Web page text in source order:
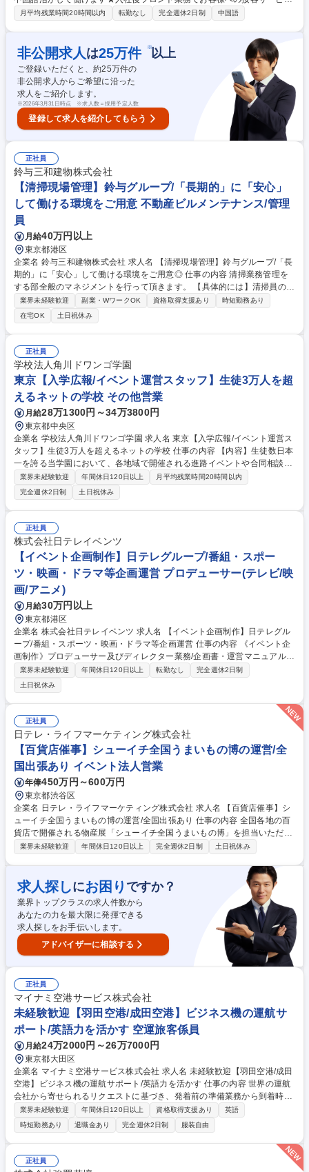
をお任せし、その後スタッフの教育や収支管理等、ホテルの運営にも携わ
の接客業務 ・口コミ対応、問い合わせ対応、備品管理などのバックオフィ
ス全般 ・業務改善、イベント企画などの各種提案業務 ★現場の声を重視
する社風で、サービスやイベント、内装など様々な分野においてご自身の
考えなどを提案出来る環境です。 募集職種 ★中国語が得意な方歓迎【東
京／からくさホテル フロント担当】残業15h働き方◎
月平均残業時間20時間以内 転勤なし 完全週休2日制 中国語
非公開求人 は25万件 ※以上
ご登録いただくと、約25万件の
非公開求人からご希望に沿った
求人をご紹介します。
※2026年3月31日時点 ※求人数＝採用予定人数
登録して求人を紹介してもらう
正社員
鈴与三和建物株式会社
【清掃現場管理】鈴与グループ/「長期的」に「安心」
して働ける環境をご用意 不動産ビルメンテナンス/管理
員
月給40万円以上
東京都港区
企業名 鈴与三和建物株式会社 求人名 【清掃現場管理】鈴与グループ/「長
期的」に「安心」して働ける環境をご用意◎ 仕事の内容 清掃業務管理を
する部全般のマネジメントを行って頂きます。 【具体的には】清掃員のス
ケジュール管理/予算・実績管理/日常清掃・定期清掃・ガラス清掃の見積
作成/清掃員の指導/清掃業者管理 等 【研修制度】入社後は基本的にはOJT
を実施。その他にも外部研修など社員能力向上の為の機会をご用意してお
ります。【当社について】鈴与グループにおいて、強いバックボーンとグ
ループのシナジーを強みに、建設・ビルメンテナンス事業の中核を担って
います。管理物件数は年々増加しており、企画提案から営業・設計・施
工・テナント斡旋・ビル管理まで一貫して行う総合力を活かし、当社単体
でも順調な成長を遂げています。 募集職種 【清掃現場管理】鈴与グルー
プ/「長期的」に「安心」して働ける環境をご用意◎
業界未経験歓迎 副業・WワークOK 資格取得支援あり
時短勤務あり
在宅OK
土日祝休み
正社員
学校法人角川ドワンゴ学園
東京【入学広報/イベント運営スタッフ】生徒3万人を超
えるネットの学校 その他営業
月給28万1300円～34万3800円
東京都中央区
企業名 学校法人角川ドワンゴ学園 求人名 東京【入学広報/イベント運営ス
タッフ】生徒3万人を超えるネットの学校 仕事の内容 【内容】生徒数日本
一を誇る当学園において、各地域で開催される進路イベントや合同相談会
イベントの運営など、これから入学を検討されている方を対象にイベント
設計や運営等の業務をご担当いただきます。 【詳細】各地域で開催される
進路イベントや合同相談会イベントの運営 ・現地スタッフのディレクショ
ン ・接客・面談マニュアルの設計、研修 ・空間の演出・デザイン 募集職
種 東京【入学広報/イベント運営スタッフ】生徒3万人を超えるネットの学
校
業界未経験歓迎 年間休日120日以上
月平均残業時間20時間以内
完全週休2日制
土日祝休み
正社員
株式会社日テレイベンツ
【イベント企画制作】日テレグループ/番組・スポー
ツ・映画・ドラマ等企画運営 プロデューサー(テレビ/映
画/アニメ)
月給30万円以上
東京都港区
企業名 株式会社日テレイベンツ 求人名 【イベント企画制作】日テレグル
ープ/番組・スポーツ・映画・ドラマ等企画運営 仕事の内容 《イベント企
画制作》プロデューサー及びディレクター業務/企画書・運営マニュアル・
進行台本等の作成業務、会場手配、スケジュール進行管理、クライアン
ト・協力会社との折衝、本番運営、予算収支管理、 新規事業開発等イベン
トに係るあらゆる業務。 【魅力】展覧会、スポーツイベント、PRイベン
ト、エコイベント、展示会、各種式典など、幅広い分野のイベントに携わ
れます！様々な現場を経験し、スキル次第ではすぐに担当をお任せするこ
ともあります。 募集職種 【イベント企画制作】日テレグループ/番組・ス
ポーツ・映画・ドラマ等企画運営
業界未経験歓迎 年間休日120日以上 転勤なし
完全週休2日制
土日祝休み
正社員
日テレ・ライフマーケティング株式会社
【百貨店催事】シューイチ全国うまいもの博の運営/全
国出張あり イベント法人営業
年俸450万円～600万円
東京都渋谷区
企業名 日テレ・ライフマーケティング株式会社 求人名 【百貨店催事】シ
ューイチ全国うまいもの博の運営/全国出張あり 仕事の内容 全国各地の百
貨店で開催される物産展「シューイチ全国うまいもの博」を担当いただき
ます。イベント開催数の増加に伴い新しい仲間を募集いたします。イベン
チ全国うまいもの博」の運営 ※メイン業務 1.イベントへの出店社誘致お
よび管理業務 2.イベントスペースの運営会社等に対する実務交渉及びイベ
ント実施の機会を獲得するための業務 3.イベント実施場所での運営サポー
ト業務 ※宿泊を伴う国内出張があります。 ■出店運営事務 募集職種 【百
貨店催事】シューイチ全国うまいもの博の運営/全国出張あり
業界未経験歓迎 年間休日120日以上 完全週休2日制 土日祝休み
求人探しにお困り ですか？
業界トップクラスの求人件数から
あなたの力を最大限に発揮できる
求人探しをお手伝いします。
アドバイザーに相談する
正社員
マイナミ空港サービス株式会社
未経験歓迎【羽田空港/成田空港】ビジネス機の運航サ
ポート/英語力を活かす 空運旅客係員
月給24万2000円～26万7000円
東京都大田区
企業名 マイナミ空港サービス株式会社 求人名 未経験歓迎【羽田空港/成田
空港】ビジネス機の運航サポート/英語力を活かす 仕事の内容 世界の運航
会社から寄せられるリクエストに基づき、発着前の準備業務から到着時の
乗客・乗員のアテンド業務まで一連のサポートを行います。 また、国外を
拠点とする顧客に直接訪問する業務もございます。 【詳細】空港発着枠の
調整、税関・入管・検疫へのスケジュール連絡、ケータリング・ホテル・
車両等の手配、乗客や乗員の空港内でのエスコート他事前準備、海外出張
業務(得意先への訪問や新規サービスの提案、コンベンションへの参加な
業界未経験歓迎 年間休日120日以上 資格取得支援あり
英語
時短勤務あり
退職金あり 完全週休2日制 服装自由
正社員